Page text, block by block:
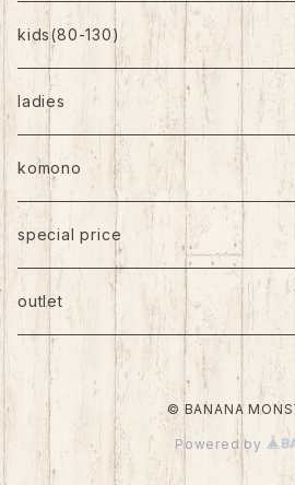
kids(80-130)
トップス
ボトムス
ワンピース
ladies
komono
帽子
靴下
バッグ
アクセサリー
special price
outlet
© BANANA
Powered by